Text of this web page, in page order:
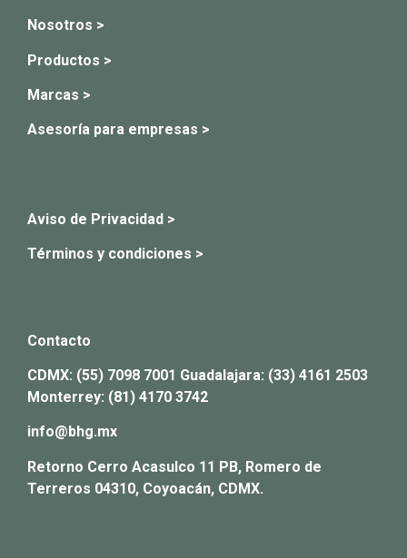
Nosotros >
Productos >
Marcas >
Asesoría para empresas >
Aviso de Privacidad >
Términos y condiciones >
Contacto
CDMX: (55) 7098 7001 Guadalajara: (33) 4161 2503
Monterrey: (81) 4170 3742
info@bhg.mx
Retorno Cerro Acasulco 11 PB, Romero de
Terreros 04310, Coyoacán, CDMX.